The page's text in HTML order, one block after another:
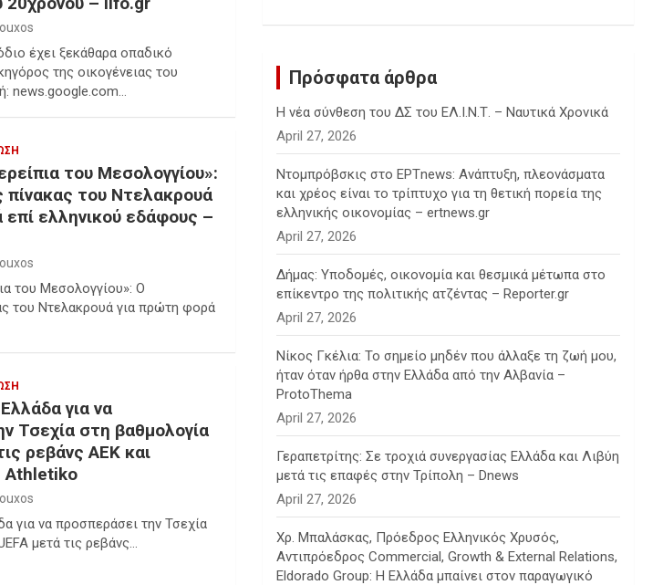
έχει ξεκάθαρα οπαδικό
της οικογένειας του
news.google.com…
του Μεσολογγίου»:
πίνακας του Ντελακρουά
ελληνικού εδάφους –
του Μεσολογγίου»: Ο
του Ντελακρουά για πρώτη φορά
για να
Τσεχία στη βαθμολογία
ρεβάνς ΑΕΚ και
Athletiko
για να προσπεράσει την Τσεχία
μετά τις ρεβάνς…
h
Πρόσφατα άρθρα
Η νέα σύνθεση του ΔΣ του ΕΛ.Ι.Ν.Τ. – Ναυτικά Χρονικά
April 27, 2026
Ντομπρόβσκις στο ΕΡΤnews: Ανάπτυξη, πλεονάσματα
και χρέος είναι το τρίπτυχο για τη θετική πορεία της
ελληνικής οικονομίας – ertnews.gr
April 27, 2026
Δήμας: Υποδομές, οικονομία και θεσμικά μέτωπα στο
επίκεντρο της πολιτικής ατζέντας – Reporter.gr
April 27, 2026
Νίκος Γκέλια: Το σημείο μηδέν που άλλαξε τη ζωή μου,
ήταν όταν ήρθα στην Ελλάδα από την Αλβανία –
ProtoThema
April 27, 2026
Γεραπετρίτης: Σε τροχιά συνεργασίας Ελλάδα και Λιβύη
μετά τις επαφές στην Τρίπολη – Dnews
April 27, 2026
Χρ. Μπαλάσκας, Πρόεδρος Ελληνικός Χρυσός,
Αντιπρόεδρος Commercial, Growth & External Relations,
Eldorado Group: Η Ελλάδα μπαίνει στον παραγωγικό